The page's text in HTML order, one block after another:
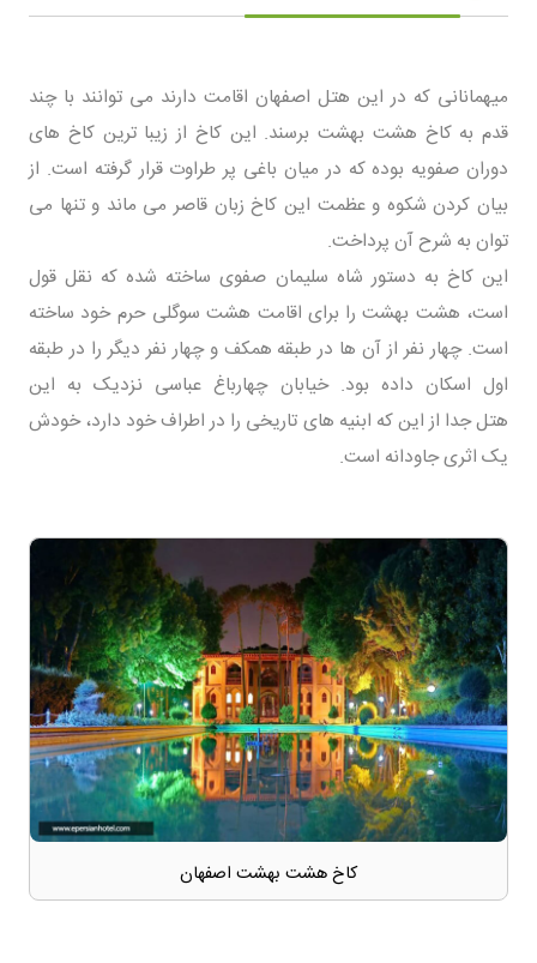
میهمانانی که در این هتل اصفهان اقامت دارند می توانند با چند
قدم به کاخ هشت بهشت برسند. این کاخ از زیبا ترین کاخ های
دوران صفویه بوده که در میان باغی پر طراوت قرار گرفته است. از
بیان کردن شکوه و عظمت این کاخ زبان قاصر می ماند و تنها می
توان به شرح آن پرداخت.
این کاخ به دستور شاه سلیمان صفوی ساخته شده که نقل قول
است، هشت بهشت را برای اقامت هشت سوگلی حرم خود ساخته
است. چهار نفر از آن ها در طبقه همکف و چهار نفر دیگر را در طبقه
اول اسکان داده بود. خیابان چهارباغ عباسی نزدیک به این
هتل جدا از این که ابنیه های تاریخی را در اطراف خود دارد، خودش
یک اثری جاودانه است.
کاخ هشت بهشت اصفهان